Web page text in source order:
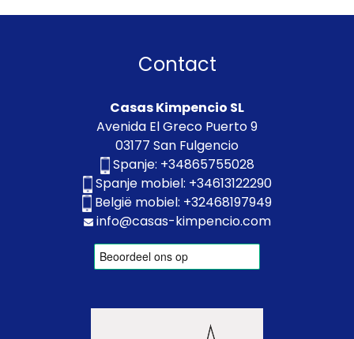
Contact
Casas Kimpencio SL
Avenida El Greco Puerto 9
03177 San Fulgencio
Spanje: +34865755028
Spanje mobiel: +34613122290
België mobiel: +32468197949
info@casas-kimpencio.com